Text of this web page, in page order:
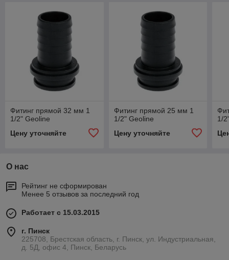
Фитинг прямой 32 мм 1
1/2" Geoline
Цену уточняйте
Фитинг прямой 25 мм 1
1/2" Geoline
Цену уточняйте
1/
О нас
Рейтинг не сформирован
Менее 5 отзывов за последний год
Работает с 15.03.2015
г. Пинск
225708, Брестская область, г. Пинск, ул. Индустриальная,
д. 5Д, офис 4, Пинск, Беларусь